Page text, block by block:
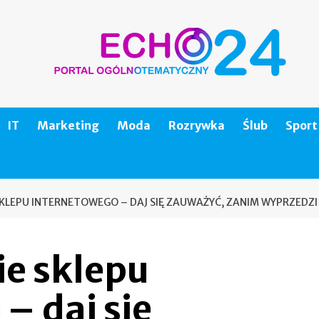
IT Marketing Moda Rozrywka Ślub Sport
INTERNETOWEGO – DAJ SIĘ ZAUWAŻYĆ, ZANIM
sklepu
daj się